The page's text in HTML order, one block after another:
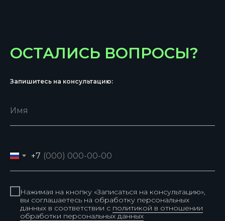
ОСТАЛИСЬ ВОПРОСЫ?
Запишитесь на консультацию:
+7
Нажимая на кнопку «Записаться на консультацию»,
вы соглашаетесь на обработку персональных
данных в соответствии с политикой в отношении
обработки персональных данных